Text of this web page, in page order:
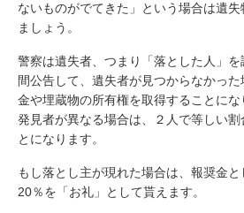
ないものがでてきた」という場合は遺
ましょう。
警察は遺失者、つまり「落とした人」
間公告して、遺失者が見つからなかっ
金や埋蔵物の所有権を取得することに
発見者が異なる場合は、２人で等しい割
とになります。
もし落とし主が現れた場合は、報奨金
20％を「お礼」として貰えます。